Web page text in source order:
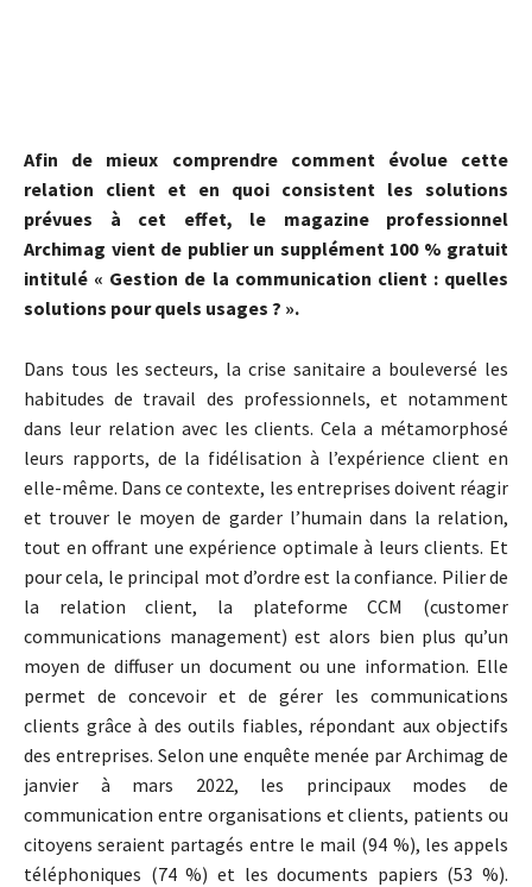
Afin de mieux comprendre comment évolue cette
relation client et en quoi consistent les solutions
prévues à cet effet, le magazine professionnel
Archimag vient de publier un supplément 100 % gratuit
intitulé « Gestion de la communication client : quelles
solutions pour quels usages ? ».
Dans tous les secteurs, la crise sanitaire a bouleversé les
habitudes de travail des professionnels, et notamment
dans leur relation avec les clients. Cela a métamorphosé
leurs rapports, de la fidélisation à l’expérience client en
elle-même. Dans ce contexte, les entreprises doivent réagir
et trouver le moyen de garder l’humain dans la relation,
tout en offrant une expérience optimale à leurs clients. Et
pour cela, le principal mot d’ordre est la confiance. Pilier de
la relation client, la plateforme CCM (customer
communications management) est alors bien plus qu’un
moyen de diffuser un document ou une information. Elle
permet de concevoir et de gérer les communications
clients grâce à des outils fiables, répondant aux objectifs
des entreprises. Selon une enquête menée par Archimag de
janvier à mars 2022, les principaux modes de
communication entre organisations et clients, patients ou
citoyens seraient partagés entre le mail (94 %), les appels
téléphoniques (74 %) et les documents papiers (53 %).